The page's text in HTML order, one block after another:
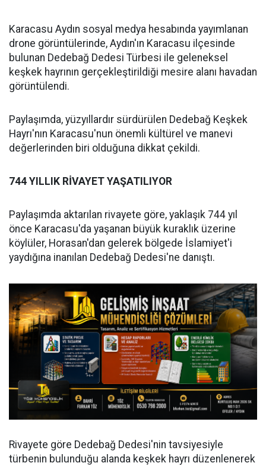
Karacasu Aydın sosyal medya hesabında yayımlanan
drone görüntülerinde, Aydın'ın Karacasu ilçesinde
bulunan Dedebağ Dedesi Türbesi ile geleneksel
keşkek hayrının gerçekleştirildiği mesire alanı havadan
görüntülendi.
Paylaşımda, yüzyıllardır sürdürülen Dedebağ Keşkek
Hayrı'nın Karacasu'nun önemli kültürel ve manevi
değerlerinden biri olduğuna dikkat çekildi.
744 YILLIK RİVAYET YAŞATILIYOR
Paylaşımda aktarılan rivayete göre, yaklaşık 744 yıl
önce Karacasu'da yaşanan büyük kuraklık üzerine
köylüler, Horasan'dan gelerek bölgede İslamiyet'i
yaydığına inanılan Dedebağ Dedesi'ne danıştı.
Rivayete göre Dedebağ Dedesi'nin tavsiyesiyle
türbenin bulunduğu alanda keşkek hayrı düzenlenerek